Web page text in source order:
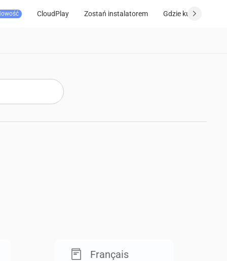
CloudPlay Zostań instalatorem Gdzie kupić
Français